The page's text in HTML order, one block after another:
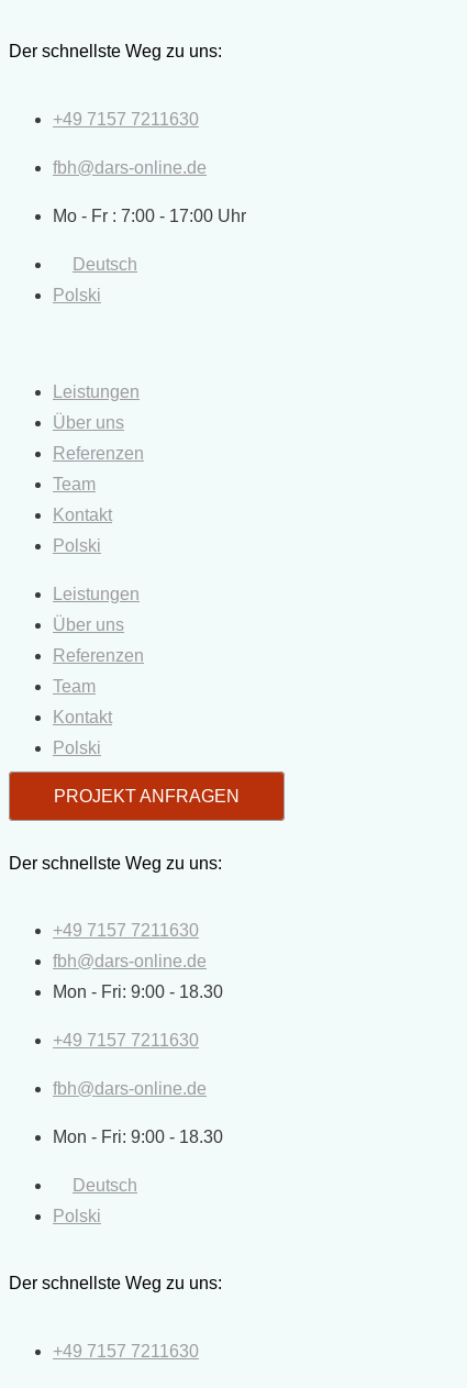
Inhalt
Der schnellste Weg zu uns:
+49 7157 7211630
fbh@dars-online.de
Mo - Fr : 7:00 - 17:00 Uhr
Deutsch
Polski
Leistungen
Über uns
Referenzen
Team
Kontakt
Polski
Leistungen
Über uns
Referenzen
Team
Kontakt
Polski
PROJEKT ANFRAGEN
Der schnellste Weg zu uns:
+49 7157 7211630
fbh@dars-online.de
Mon - Fri: 9:00 - 18.30
+49 7157 7211630
fbh@dars-online.de
Mon - Fri: 9:00 - 18.30
Deutsch
Polski
Der schnellste Weg zu uns:
+49 7157 7211630